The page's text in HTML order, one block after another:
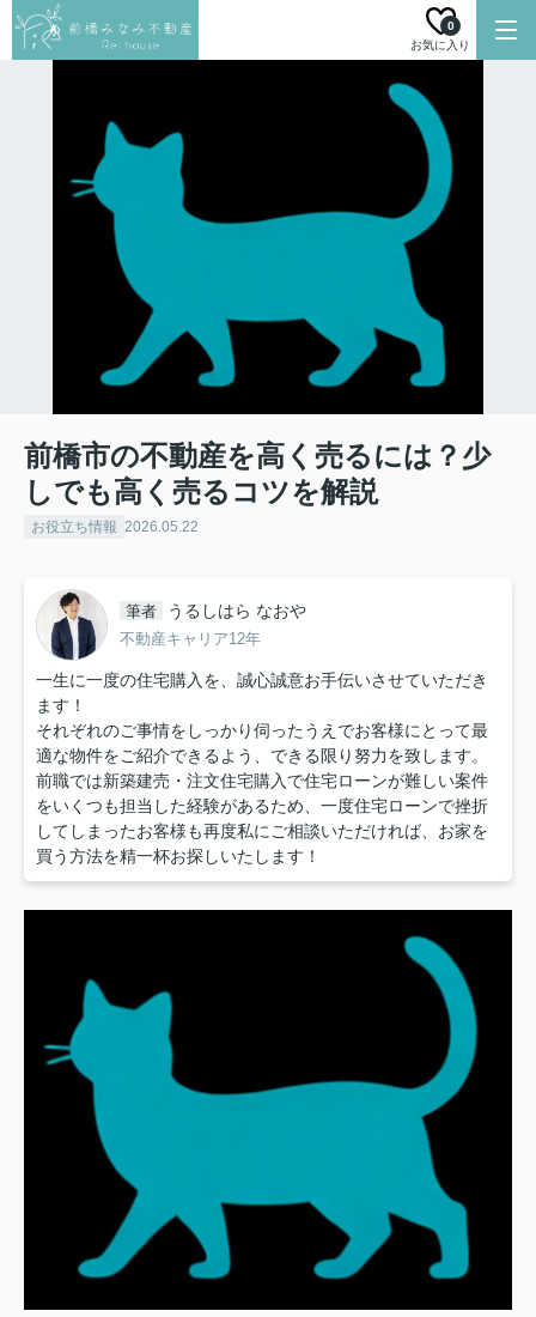
お気に入り
0
前橋市の不動産を高く売るには？少
しでも高く売るコツを解説
お役立ち情報 2026.05.22
筆者 うるしはら なおや
不動産キャリア12年
一生に一度の住宅購入を、誠心誠意お手伝いさせていただき
ます！
それぞれのご事情をしっかり伺ったうえでお客様にとって最
適な物件をご紹介できるよう、できる限り努力を致します。
前職では新築建売・注文住宅購入で住宅ローンが難しい案件
をいくつも担当した経験があるため、一度住宅ローンで挫折
してしまったお客様も再度私にご相談いただければ、お家を
買う方法を精一杯お探しいたします！